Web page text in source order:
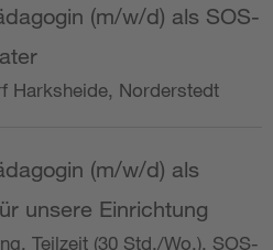
(m/w/d) als SOS-
Harksheide, Norderstedt
(m/w/d) als
unsere Einrichtung
Teilzeit (30 Std./Wo.), SOS-